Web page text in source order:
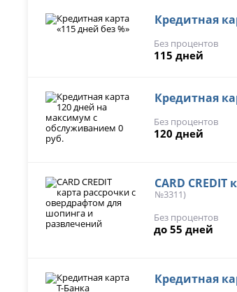
Кредитная
Без процентов
115 дней
Кредитная
Без процентов
120 дней
CARD
№3311)
Без процентов
до 55 дней
Кредитная